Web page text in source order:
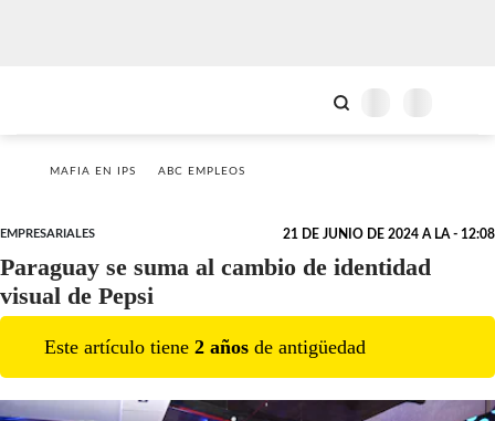
MAFIA EN IPS ABC EMPLEOS
EMPRESARIALES 21 DE JUNIO DE 2024 A LA - 12:08
Paraguay se suma al cambio de identidad
visual de Pepsi
Este artículo tiene 2 años de antigüedad